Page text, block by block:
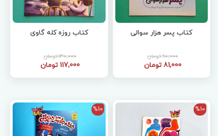
کتاب پسر هزار سوالی
90,000 تومان
81,000 تومان
کتاب روزه کله گاوی
130,000 تومان
117,000 تومان
%10
%10